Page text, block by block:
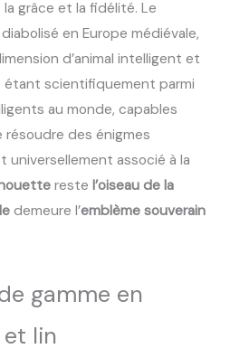
grâce et la fidélité. Le
en Europe médiévale,
d’animal intelligent et
étant scientifiquement parmi
au monde, capables
des énigmes
universellement associé à la
reste l’oiseau de la
demeure l’emblème souverain
gamme en
lin